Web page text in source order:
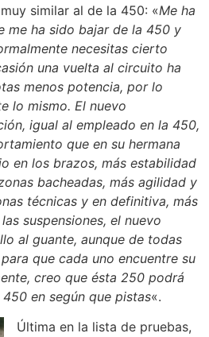
similar al de la 450: «Me ha
me ha sido bajar de la 450 y
necesitas cierto
una vuelta al circuito ha
menos potencia, por lo
lo mismo. El nuevo
igual al empleado en la 450,
que en su hermana
en los brazos, más estabilidad
bacheadas, más agilidad y
técnicas y en definitiva, más
suspensiones, el nuevo
al guante, aunque de todas
que cada uno encuentre su
creo que ésta 250 podrá
en según que pistas«.
Última en la lista de pruebas,